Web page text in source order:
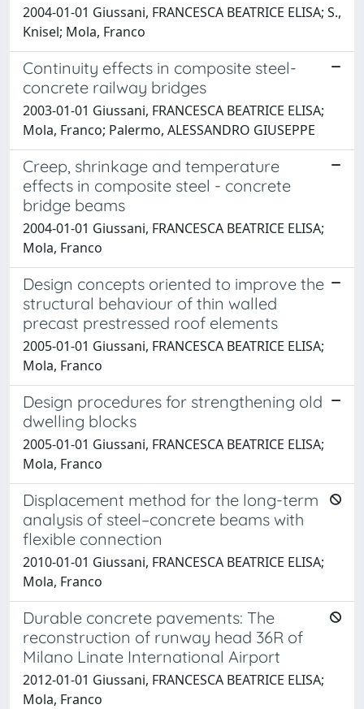
2004-01-01 Giussani, FRANCESCA BEATRICE ELISA; S.,
Knisel; Mola, Franco
Continuity effects in composite steel-
concrete railway bridges
2003-01-01 Giussani, FRANCESCA BEATRICE ELISA;
Mola, Franco; Palermo, ALESSANDRO GIUSEPPE
Creep, shrinkage and temperature
effects in composite steel - concrete
bridge beams
2004-01-01 Giussani, FRANCESCA BEATRICE ELISA;
Mola, Franco
Design concepts oriented to improve the
structural behaviour of thin walled
precast prestressed roof elements
2005-01-01 Giussani, FRANCESCA BEATRICE ELISA;
Mola, Franco
Design procedures for strengthening old
dwelling blocks
2005-01-01 Giussani, FRANCESCA BEATRICE ELISA;
Mola, Franco
Displacement method for the long-term
analysis of steel–concrete beams with
flexible connection
2010-01-01 Giussani, FRANCESCA BEATRICE ELISA;
Mola, Franco
Durable concrete pavements: The
reconstruction of runway head 36R of
Milano Linate International Airport
2012-01-01 Giussani, FRANCESCA BEATRICE ELISA;
Mola, Franco